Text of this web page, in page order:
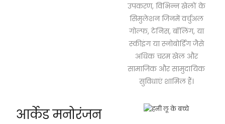
उपकरण, विभिन्न खेलों के
सिमुलेशन जिनमें वर्चुअल
गोल्फ, टेनिस, बॉलिंग, या
स्कीइंग या स्नोबोर्डिंग जैसे
अधिक चरम खेल और
सामाजिक और सामुदायिक
सुविधाएं शामिल हैं।
आर्केड मनोरंजन